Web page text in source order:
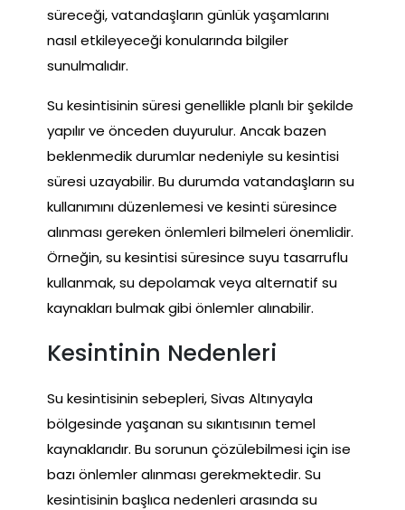
süreceği, vatandaşların günlük yaşamlarını
nasıl etkileyeceği konularında bilgiler
sunulmalıdır.
Su kesintisinin süresi genellikle planlı bir şekilde
yapılır ve önceden duyurulur. Ancak bazen
beklenmedik durumlar nedeniyle su kesintisi
süresi uzayabilir. Bu durumda vatandaşların su
kullanımını düzenlemesi ve kesinti süresince
alınması gereken önlemleri bilmeleri önemlidir.
Örneğin, su kesintisi süresince suyu tasarruflu
kullanmak, su depolamak veya alternatif su
kaynakları bulmak gibi önlemler alınabilir.
Kesintinin Nedenleri
Su kesintisinin sebepleri, Sivas Altınyayla
bölgesinde yaşanan su sıkıntısının temel
kaynaklarıdır. Bu sorunun çözülebilmesi için ise
bazı önlemler alınması gerekmektedir. Su
kesintisinin başlıca nedenleri arasında su